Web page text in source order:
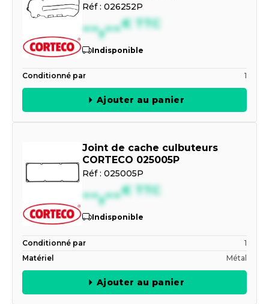
Réf : 026252P
--,--€ TTC
Indisponible
Conditionné par 1
Ajouter au panier
Joint de cache culbuteurs
CORTECO 025005P
Réf : 025005P
--,--€ TTC
Indisponible
Conditionné par
1
Matériel
Métal
Ajouter au panier